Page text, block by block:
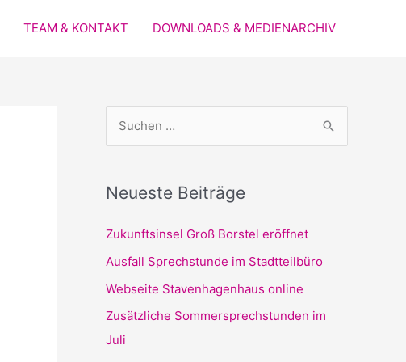
TEAM & KONTAKT DOWNLOADS & MEDIENARCHIV
h
e
a
c
h
Neueste Beiträge
Zukunftsinsel Groß Borstel ​eröffnet
Ausfall Sprechstunde im Stadtteilbüro
Webseite Stavenhagenhaus online​
Zusätzliche Sommersprechstunden im
Juli